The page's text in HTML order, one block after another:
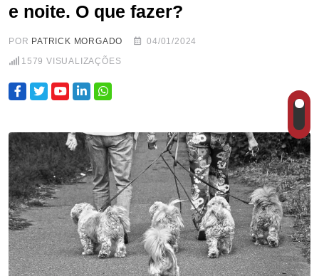
e noite. O que fazer?
POR PATRICK MORGADO
04/01/2024
1579 VISUALIZAÇÕES